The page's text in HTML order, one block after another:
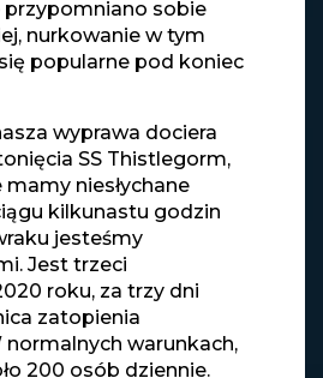
sobie
nurkowanie w tym
popularne pod koniec
wyprawa dociera
SS Thistlegorm,
mamy niesłychane
kilkunastu godzin
jesteśmy
Jest trzeci
roku, za trzy dni
zatopienia
normalnych warunkach,
200 osób dziennie.